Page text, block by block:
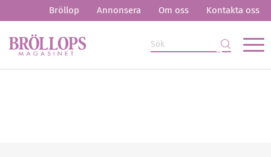
Bröllop Annonsera Om oss Kontakta oss